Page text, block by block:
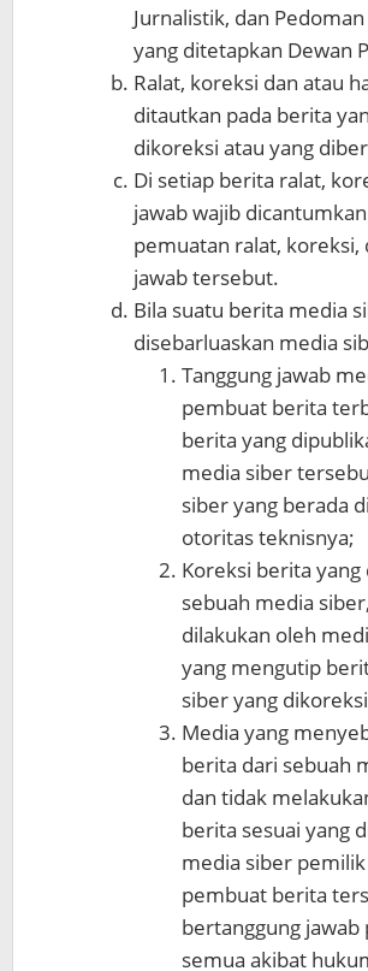
Jurnalistik, dan
yang ditetapkan Dewan
Ralat, koreksi dan atau
ditautkan pada berita
dikoreksi atau yang
Di setiap berita ralat,
jawab wajib
pemuatan ralat, koreksi,
jawab tersebut.
Bila suatu berita media
disebarluaskan media
Tanggung jawab
pembuat berita
berita yang
media siber
siber yang berada
otoritas teknisnya;
Koreksi berita
sebuah media
dilakukan oleh
yang mengutip
siber yang
Media yang
berita dari sebuah
dan tidak
berita sesuai yang
media siber
pembuat berita
bertanggung jawab
semua akibat